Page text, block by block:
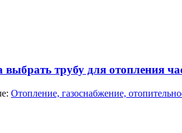
трубу для отопления
Отопление, газоснабжение,